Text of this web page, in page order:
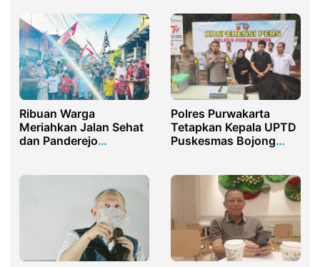
Ribuan Warga
Meriahkan Jalan Sehat
dan Panderejo
Polres Purwakarta
Tetapkan Kepala UPTD
Puskesmas Bojong